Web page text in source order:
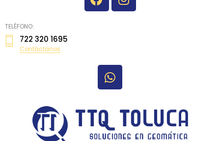
TELÉFONO:
722 320 1695
Contáctanos